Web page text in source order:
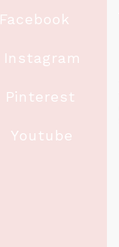
Facebook
Instagram
Pinterest
Youtube